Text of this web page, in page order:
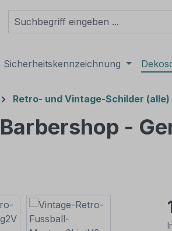
Sicherheitskennzeichnung
Retro- und Vintage-Schilder (alle)
-